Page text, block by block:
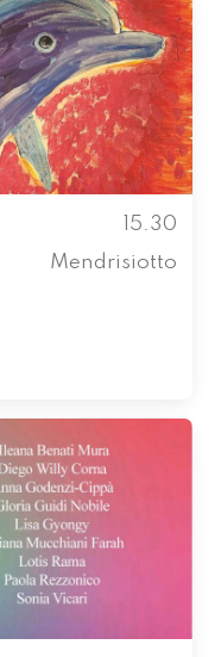
15.30
Mendrisiotto